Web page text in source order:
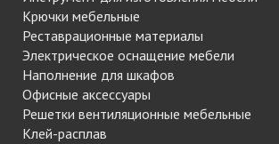
Крючки мебельные
Реставрационные материалы
Электрическое оснащение мебели
Наполнение для шкафов
Офисные аксессуары
Решетки вентиляционные мебельные
Клей-расплав